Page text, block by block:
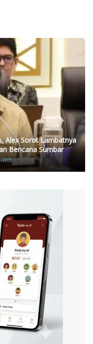
Alex Sorot Lambatnya
Bencana Sumbar
WIB